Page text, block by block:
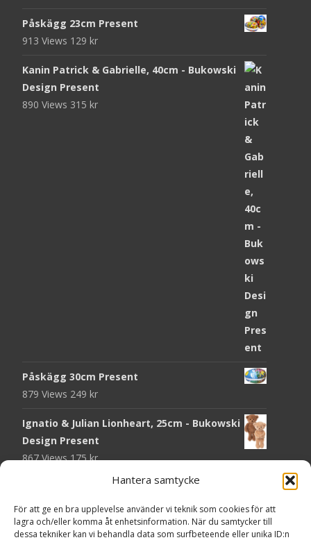
Hantera samtycke
För att ge en bra upplevelse använder vi teknik som cookies för att
lagra och/eller komma åt enhetsinformation. När du samtycker till
dessa tekniker kan vi behandla data som surfbeteende eller unika ID:n
Påskägg 23cm Present
913 Views 129 kr
Kanin Patrick & Gabrielle, 40cm - Bukowski
Design Present
890 Views 315 kr
Påskägg 30cm Present
879 Views 249 kr
Ignatio & Julian Lionheart, 25cm - Bukowski
Design Present
867 Views175kr
Chokladmynt Påskmotiv Present
824 Views
Kort Påskhare, 8,5x11,5 cm Present
Powered by WordPress, Themei-craftby TemplatesNext.